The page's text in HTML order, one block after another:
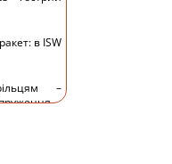
в ISW
–